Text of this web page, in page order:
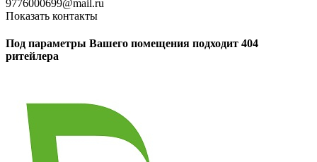
9776000699@mail.ru
Показать контакты
Под параметры Вашего помещения подходит 404
ритейлера